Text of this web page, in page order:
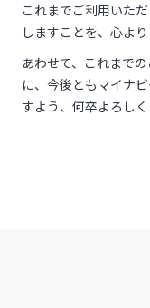
これまでご利用いた
しますことを、心よ
あわせて、これまで
に、今後ともマイナ
すよう、何卒よろしく